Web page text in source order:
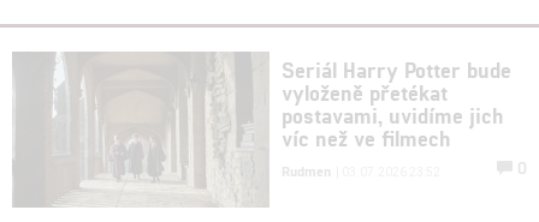
Seriál Harry Potter bude
vyloženě přetékat
postavami, uvidíme jich
víc než ve filmech
Rudmen 0